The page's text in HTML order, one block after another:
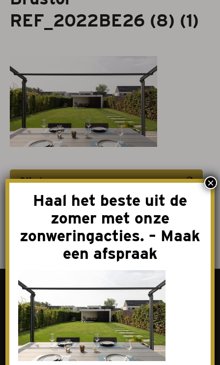
Projectzonwering
Afspraak maken
Contact
REF_2022BE26 (8) (1)
Offerte aanvragen
Afspraak maken
Contact
Goes
Livingstoneweg 46
Haal het beste uit de
zomer met onze
zonweringacties. – Maak
een afspraak
×